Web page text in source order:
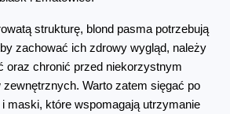
strukturę, blond pasma potrzebują
zachować ich zdrowy wygląd, należy
oraz chronić przed niekorzystnym
zewnętrznych. Warto zatem sięgać po
maski, które wspomagają utrzymanie